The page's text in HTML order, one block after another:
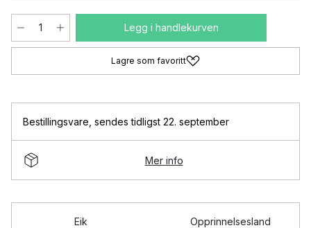
Legg i handlekurven
Lagre som favoritt
Bestillingsvare sendes tidligst 22. september
Mer info
Eik
Opprinnelsesland